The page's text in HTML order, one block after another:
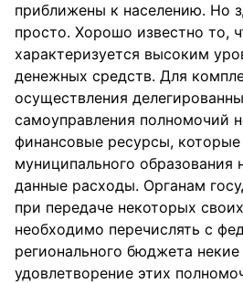
приближены к населению. Но
просто. Хорошо известно то,
характеризуется высоким
денежных средств. Для
осуществления
самоуправления полномочий
финансовые ресурсы,
муниципального образования
данные расходы. Органам
при передаче некоторых
необходимо перечислять с
регионального бюджета
удовлетворение этих